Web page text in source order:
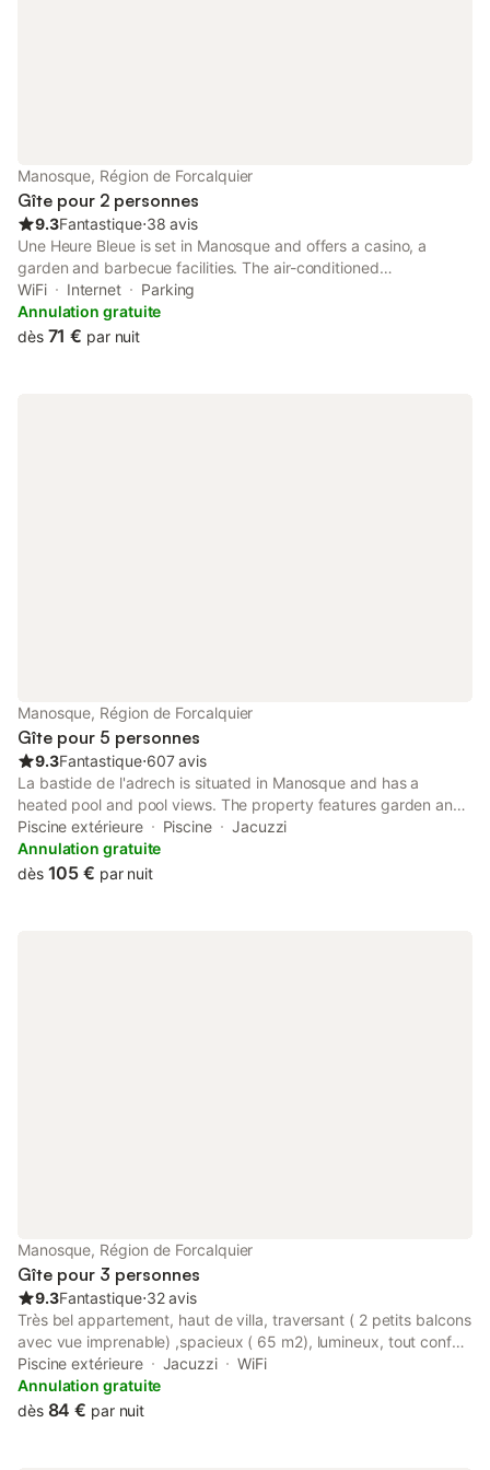
Manosque, Région de Forcalquier
Gîte pour 2 personnes
9.3Fantastique⋅38 avis
Une Heure Bleue is set in Manosque and offers a casino, a
garden and barbecue facilities. The air-conditioned
accommodation is 23 km from ITER / Cadarache, and guests
can benefit from private parking available on site and free WiFi.
WiFi Internet
Parking
Annulation gratuite
dès 71 € par nuit
Manosque, Région de Forcalquier
Gîte pour 5 personnes
9.3Fantastique⋅607 avis
La bastide de l'adrech is situated in Manosque and has a
heated pool and pool views. The property features garden and
inner courtyard views, and is 23 km from ITER / Cadarache.
Piscine extérieure Piscine
Jacuzzi
Annulation gratuite
dès 105 € par nuit
Manosque, Région de Forcalquier
Gîte pour 3 personnes
9.3Fantastique⋅32 avis
Très bel appartement, haut de villa, traversant ( 2 petits balcons
avec vue imprenable) ,spacieux ( 65 m2), lumineux, tout confort
dans villa provençale de charme proche toutes commodités
urbaines ( 800 mètres du centre ancien de Manosque)
Classement homologué Gites de France: 4 étoiles Idéal couple 2
Piscine extérieure Jacuzzi
WiFi
Annulation gratuite
dès 84 € par nuit